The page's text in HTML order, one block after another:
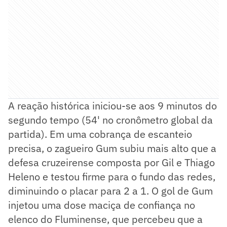
A reação histórica iniciou-se aos 9 minutos do
segundo tempo (54' no cronômetro global da
partida). Em uma cobrança de escanteio
precisa, o zagueiro Gum subiu mais alto que a
defesa cruzeirense composta por Gil e Thiago
Heleno e testou firme para o fundo das redes,
diminuindo o placar para 2 a 1. O gol de Gum
injetou uma dose maciça de confiança no
elenco do Fluminense, que percebeu que a